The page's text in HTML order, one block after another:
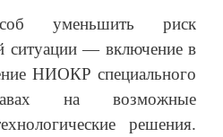
уменьшить риск
ситуации — включение в
НИОКР специального
на возможные
решения.